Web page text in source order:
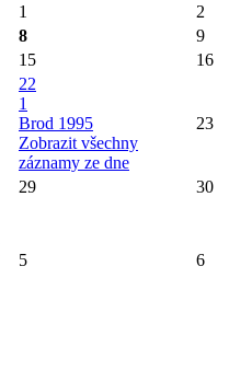
1
2
8
9
15 16
22
1
Brod 1995
Zobrazit všechny
záznamy ze dne
23
29 30
5 6